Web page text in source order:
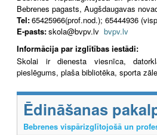
Bebrenes pagasts, Augšdaugavas
Tel:65425966(prof.nod.); 65444936
E-pasts:skola@bvpv.lv bvpv.lv
Informācija par izglītības iestādi:
Skolai ir dienesta viesnīca,
pieslēgums, plaša bibliotēka, sporta
Ēdināšanas
Bebrenes vispārizglītojošā un